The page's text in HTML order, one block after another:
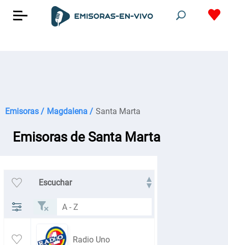
Emisoras / Magdalena / Santa Marta
Emisoras de Santa Marta
Escuchar
Radio Uno